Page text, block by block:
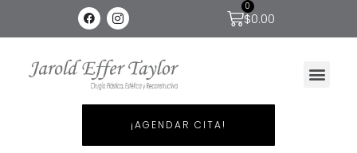
$0.00
0
¡AGENDAR CITA!